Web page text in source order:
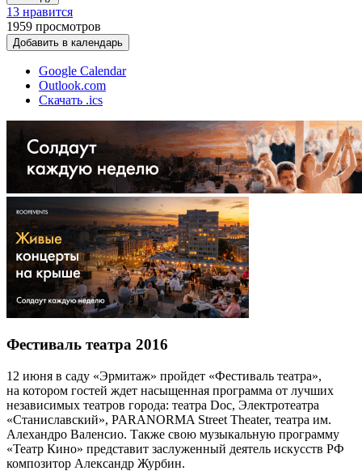
13 нравится
1959 просмотров
Добавить в календарь
Google Calendar
Outlook.com
Скачать .ics
Фестиваль театра 2016
12 июня в саду «Эрмитаж» пройдет «Фестиваль театра»,
на котором гостей ждет насыщенная программа от лучших
независимых театров города: театра Doc, Электротеатра
«Станиславский», PARANORMA Street Theater, театра им.
Алехандро Валенсио. Также свою музыкальную программу
«Театр Кино» представит заслуженный деятель искусств РФ
композитор Александр Журбин.